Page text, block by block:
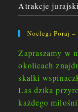
Atrakcje
Noclegi Poraj –
Zapraszamy w
okolicach
skałki
Las dzika
każdego